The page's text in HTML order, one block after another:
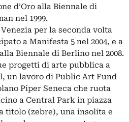
d’Oro alla Biennale di
nel 1999.
per la seconda volta
a Manifesta 5 nel 2004, e a
Biennale di Berlino nel 2008.
progetti di arte pubblica a
un lavoro di Public Art Fund
Piper Seneca che ruota
a Central Park in piazza
titolo (zebre), una insolita e